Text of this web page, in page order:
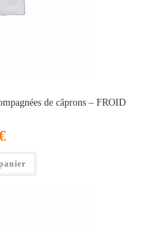
de câprons – FROID